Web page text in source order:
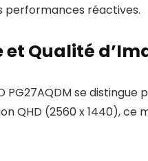
performances réactives.
Qualité
PG27AQDM se
QHD (2560 x 1440),